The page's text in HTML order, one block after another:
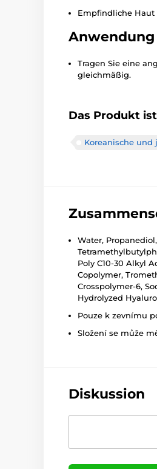
Empfindliche Haut
Anwendung
Tragen Sie eine
gleichmäßig.
Das Produkt
Koreanische und
Water,
Poly C10-30 Alkyl
Copolymer,
Crosspolymer-6,
Hydrolyzed
Pouze k zevnímu
Složení se může
Diskussion